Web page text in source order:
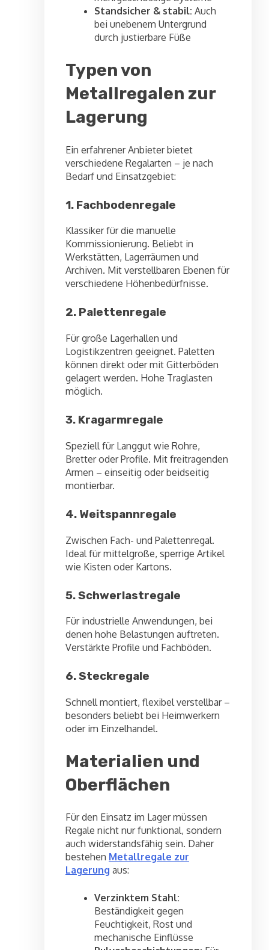
Standsicher & stabil: Auch
bei unebenem Untergrund
durch justierbare Füße
Typen von
Metallregalen zur
Lagerung
Ein erfahrener Anbieter bietet
verschiedene Regalarten – je nach
Bedarf und Einsatzgebiet:
1. Fachbodenregale
Klassiker für die manuelle
Kommissionierung. Beliebt in
Werkstätten, Lagerräumen und
Archiven. Mit verstellbaren Ebenen für
verschiedene Höhenbedürfnisse.
2. Palettenregale
Für große Lagerhallen und
Logistikzentren geeignet. Paletten
können direkt oder mit Gitterböden
gelagert werden. Hohe Traglasten
möglich.
3. Kragarmregale
Speziell für Langgut wie Rohre,
Bretter oder Profile. Mit freitragenden
Armen – einseitig oder beidseitig
montierbar.
4. Weitspannregale
Zwischen Fach- und Palettenregal.
Ideal für mittelgroße, sperrige Artikel
wie Kisten oder Kartons.
5. Schwerlastregale
Für industrielle Anwendungen, bei
denen hohe Belastungen auftreten.
Verstärkte Profile und Fachböden.
6. Steckregale
Schnell montiert, flexibel verstellbar –
besonders beliebt bei Heimwerkern
oder im Einzelhandel.
Materialien und
Oberflächen
Für den Einsatz im Lager müssen
Regale nicht nur funktional, sondern
auch widerstandsfähig sein. Daher
bestehen Metallregale zur
Lagerung aus:
Verzinktem Stahl:
Beständigkeit gegen
Feuchtigkeit, Rost und
mechanische Einflüsse